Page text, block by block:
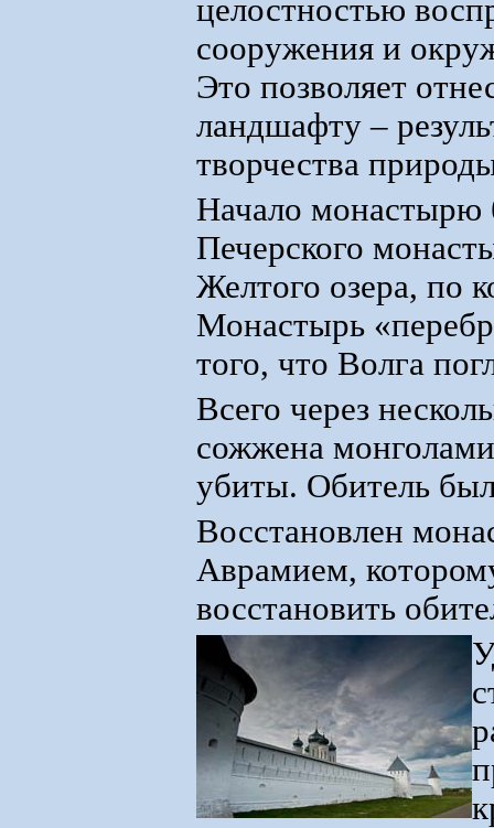
целостностью
сооружения и
Это позволяет
ландшафту –
творчества
Начало монастырю
Печерского
Желтого озера, по
Монастырь
того, что Волга
Всего через
сожжена
убиты. Обитель
Восстановлен
Аврамием,
восстановить